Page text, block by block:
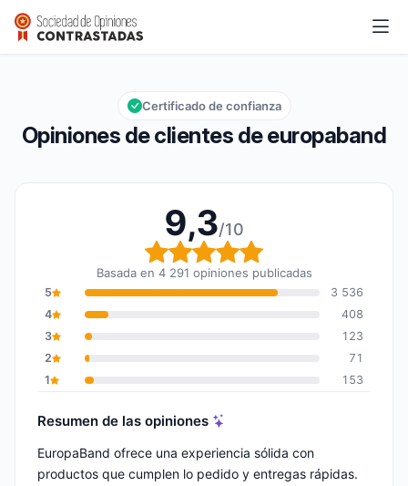
europaband
Calificación global: 9,3 de 10
9,3/10
Opiniones de clientes de europaband
Certificado de confianza
9,3/10
Calificación global: 9,3
Basada en 4 291 opiniones publicadas
5
3 536
4
408
3
123
2
71
1
153
Resumen de las opiniones
EuropaBand ofrece una experiencia sólida con
productos que cumplen lo pedido y entregas rápidas.